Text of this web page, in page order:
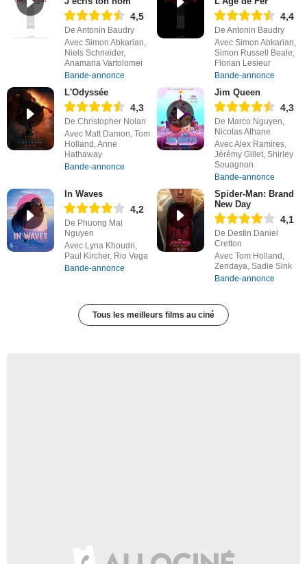
4,5
De Antonin Baudry
Avec Simon Abkarian,
Niels Schneider,
Anamaria Vartolomei
Bande-annonce
4,4
De Antonin Baudry
Avec Simon Abkarian,
Simon Russell Beale,
Florian Lesieur
Bande-annonce
L'Odyssée
4,3
De Christopher Nolan
Avec Matt Damon, Tom
Holland, Anne
Hathaway
Bande-annonce
Jim Queen
4,3
De Marco Nguyen,
Nicolas Athane
Avec Alex Ramires,
Jérémy Gillet, Shirley
Souagnon
Bande-annonce
In Waves
4,2
De Phuong Mai
Nguyen
Avec Lyna Khoudri,
Paul Kircher, Rio Vega
Bande-annonce
Spider-Man: Brand
New Day
4,1
De Destin Daniel
Cretton
Avec Tom Holland,
Zendaya, Sadie Sink
Bande-annonce
Tous les meilleurs films au ciné